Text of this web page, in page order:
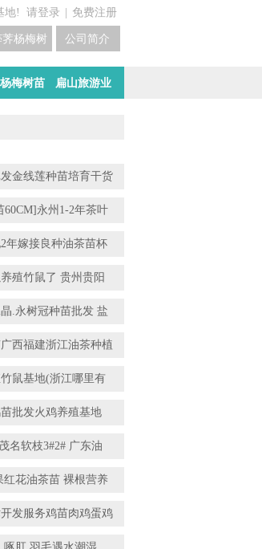
地! 请登录 免费注册
公司简介
荠杨梅树苗培育
梅树苗 扁山旅游业
金线莲种苗培育干货
60CM]永州1-2年茶叶
年嫁接良种油茶苗杯
殖竹鼠了 贵州贵阳
.永树冠种苗批发 盐
西福建浙江油茶种植
鼠基地(浙江哪里有
批发火鸡养殖基地
名软枝3#2# 广东油
红花油茶苗 裸根营养
发服务鸡苗肉鸡蛋鸡